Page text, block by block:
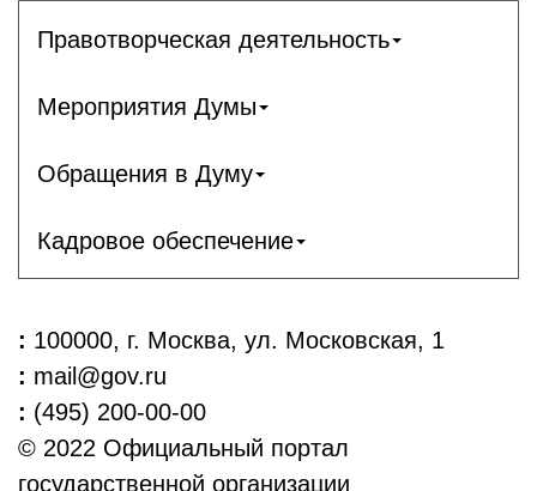
Правотворческая деятельность
Мероприятия Думы
Обращения в Думу
Кадровое обеспечение
: 100000, г. Москва, ул. Московская, 1
: mail@gov.ru
: (495) 200-00-00
© 2022 Официальный портал
государственной организации